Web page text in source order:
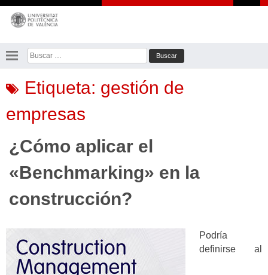
Saltar
contenido
Buscar:
Etiqueta: gestión de
empresas
¿Cómo aplicar el
«Benchmarking» en la
construcción?
Podría
definirse al